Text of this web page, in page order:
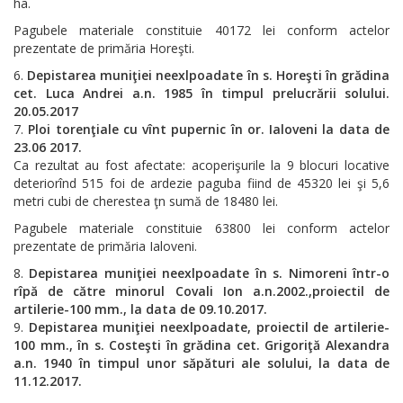
Pagubele materiale constituie 40172 lei conform actelor
prezentate de primăria Horeşti.
Depistarea muniţiei neexlpoadate în s. Horeşti în grădina
cet. Luca Andrei a.n. 1985 în timpul prelucrării solului.
20.05.2017
Ploi torenţiale cu vînt pupernic în or. Ialoveni la data de
23.06 2017.
Ca rezultat au fost afectate: acoperişurile la 9 blocuri locative
deteriorînd 515 foi de ardezie paguba fiind de 45320 lei şi 5,6
metri cubi de cherestea ţn sumă de 18480 lei.
Pagubele materiale constituie 63800 lei conform actelor
prezentate de primăria Ialoveni.
Depistarea muniţiei neexlpoadate în s. Nimoreni într-o
rîpă de către minorul Covali Ion a.n.2002.,proiectil de
artilerie-100 mm., la data de 09.10.2017.
Depistarea muniţiei neexlpoadate, proiectil de artilerie-
100 mm., în s. Costeşti în grădina cet. Grigoriţă Alexandra
a.n. 1940 în timpul unor săpături ale solului, la data de
11.12.2017.